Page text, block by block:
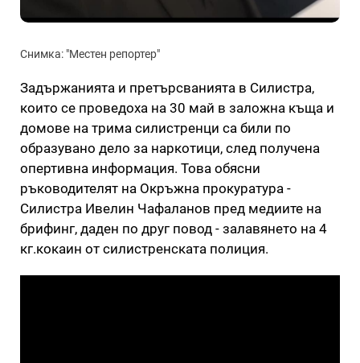
Снимка: "Местен репортер"
Задържанията и претърсванията в Силистра,
които се проведоха на 30 май в заложна къща и
домове на трима силистренци са били по
образувано дело за наркотици, след получена
опертивна информация. Това обясни
ръководителят на Окръжна прокуратура -
Силистра Ивелин Чафаланов пред медиите на
брифинг, даден по друг повод - залавянето на 4
кг.кокаин от силистренската полиция.